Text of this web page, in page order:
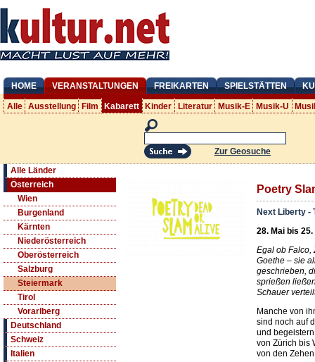
HOME VERANSTALTUNGEN FREIKARTEN SPIELSTÄTTEN
Alle Ausstellung Film Kabarett Kinder Literatur Musik-E Musik-U
Zur Geosuche
Alle Länder
Österreich
Wien
Burgenland
Kärnten
Niederösterreich
Oberösterreich
Salzburg
Steiermark
Tirol
Vorarlberg
Deutschland
Schweiz
Italien
Poetry
Next Liberty -
28. Mai bis
Egal ob Falco,
Goethe – sie
geschrieben,
sprießen
Schauer
Manche von
sind noch auf
und
von Zürich bis
von den